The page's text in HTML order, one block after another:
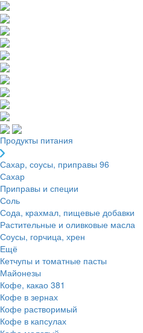
Продукты питания
Сахар, соусы, приправы 96
Сахар
Приправы и специи
Соль
Сода, крахмал, пищевые добавки
Растительные и оливковые масла
Соусы, горчица, хрен
Ещё
Кетчупы и томатные пасты
Майонезы
Кофе, какао 381
Кофе в зернах
Кофе растворимый
Кофе в капсулах